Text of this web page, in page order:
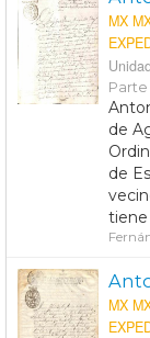
MX
de
de
tiene
MX